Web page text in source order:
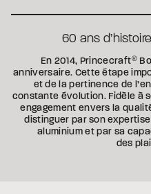
60 ans
En 2014, Princecraft®
anniversaire. Cette étape
et de la pertinence de
constante évolution. Fidèle à
engagement envers la
distinguer par son
aluminium et par sa
des